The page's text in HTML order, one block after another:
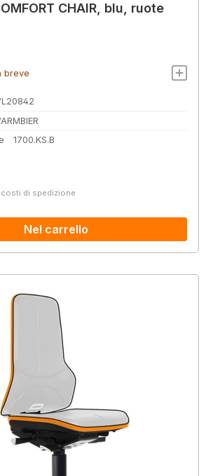
CHAIR, blu, ruote
breve
1700.KS.B
costi di spedizione
Nel carrello